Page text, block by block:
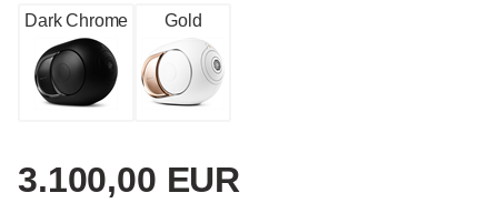
Dark Chrome Gold
3.100,00 EUR